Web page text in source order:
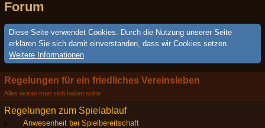
Forum
Diese Seite verwendet Cookies. Durch die Nutzung unserer Seite
erklären Sie sich damit einverstanden, dass wir Cookies setzen.
Weitere Informationen
Regelungen für ein friedliches Vereinsleben
Alles woran man sich halten sollte
Regelungen zum Spielablauf
Anwesenheit bei Spielbereitschaft